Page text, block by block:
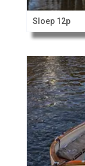
Sloep 12p